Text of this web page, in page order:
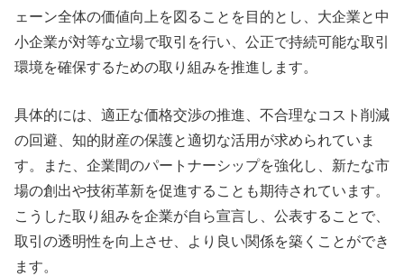
ェーン全体の価値向上を図ることを目的とし、大企業と中
小企業が対等な立場で取引を行い、公正で持続可能な取引
環境を確保するための取り組みを推進します。
具体的には、適正な価格交渉の推進、不合理なコスト削減
の回避、知的財産の保護と適切な活用が求められていま
す。また、企業間のパートナーシップを強化し、新たな市
場の創出や技術革新を促進することも期待されています。
こうした取り組みを企業が自ら宣言し、公表することで、
取引の透明性を向上させ、より良い関係を築くことができ
ます。